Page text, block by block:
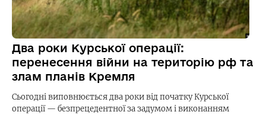
Два роки Курської операції:
перенесення війни на територію рф та
злам планів Кремля
Сьогодні виповнюється два роки від початку Курської
операції — безпрецедентної за задумом і виконанням